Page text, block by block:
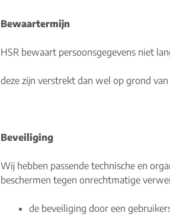
Bewaartermijn
HSR bewaart persoonsgegevens niet
deze zijn verstrekt dan wel op grond
Beveiliging
Wij hebben passende technische en
beschermen tegen onrechtmatige
de beveiliging door een